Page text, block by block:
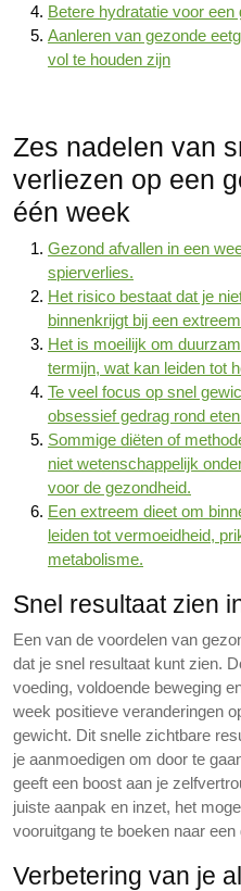
Betere hydratatie voor
Aanleren van gezonde
vol te houden zijn
Zes nadelen van
verliezen op een
één week
Gezond afvallen in een
spierverlies.
Het risico bestaat dat je
binnenkrijgt bij een
Het is moeilijk om
termijn, wat kan leiden tot
Te veel focus op snel
obsessief gedrag rond
Sommige diëten of
niet wetenschappelijk
voor de gezondheid.
Een extreem dieet om
leiden tot vermoeidheid,
metabolisme.
Snel resultaat zien
Een van de voordelen van
dat je snel resultaat kunt zien.
voeding, voldoende beweging
week positieve veranderingen
gewicht. Dit snelle zichtbare
je aanmoedigen om door te
geeft een boost aan je
juiste aanpak en inzet, het
vooruitgang te boeken naar
Verbetering van je